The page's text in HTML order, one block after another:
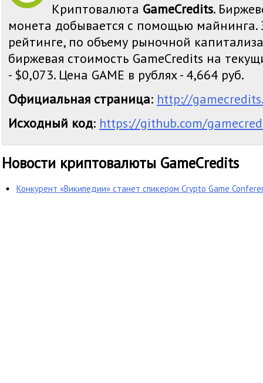
Криптовалюта GameCredits.
монета добывается с помощью майнинга.
рейтинге, по объему рыночной
биржевая стоимость GameCredits на
- $0,073. Цена GAME в рублях - 4,664 руб.
Официальная страница: http://
Исходный код: https://github.com/
Новости криптовалюты GameCredits
Конкурент «Википедии» станет спикером Crypto Game